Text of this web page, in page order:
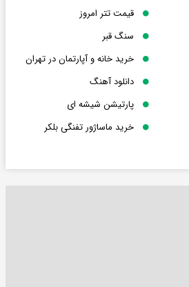
قیمت تتر امروز
سنگ قبر
خرید خانه و آپارتمان در تهران
دانلود آهنگ
پارتیشن شیشه ای
خرید ماساژور تفنگی بلکر